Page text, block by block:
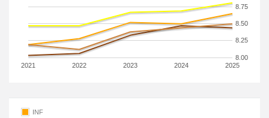
2021 2022 2023 2024 2025
8.00
8.25
8.50
8.75
INF